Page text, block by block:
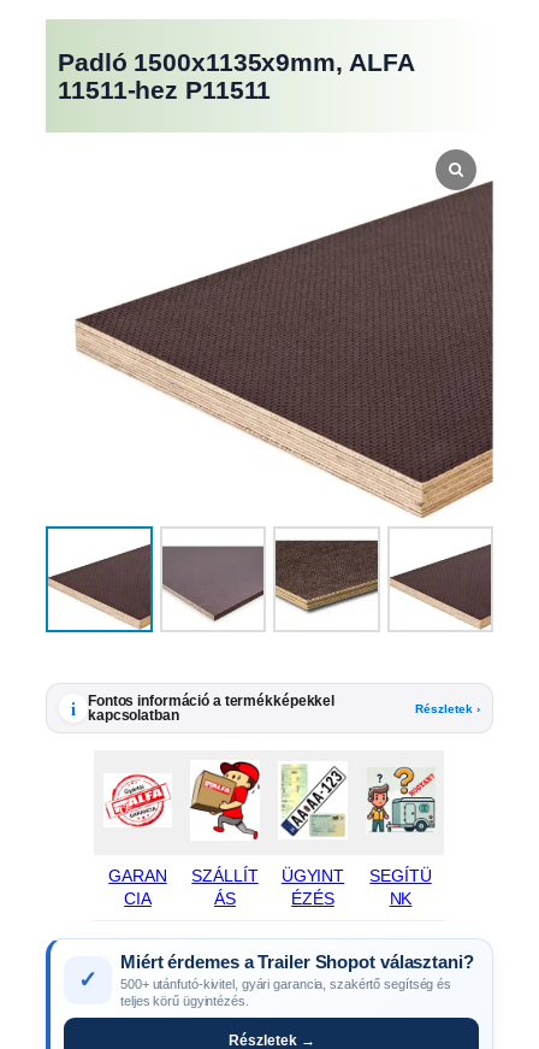
Padló 1500x1135x9mm, ALFA
11511-hez P11511
i
Fontos információ a termékképekkel
kapcsolatban
Részletek ›
GARAN
CIA
SZÁLLÍT
ÁS
ÜGYINT
ÉZÉS
SEGÍTÜ
NK
✓
Miért érdemes a Trailer Shopot választani?
500+ utánfutó-kivitel, gyári garancia, szakértő segítség és
teljes körű ügyintézés.
Részletek →